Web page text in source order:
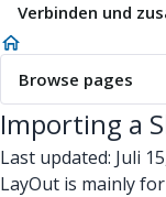
Verbinden und
Browse pages
Importing a
Last updated: Juli
LayOut is mainly